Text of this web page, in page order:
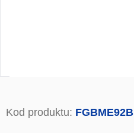
Kod produktu: FGBME92B